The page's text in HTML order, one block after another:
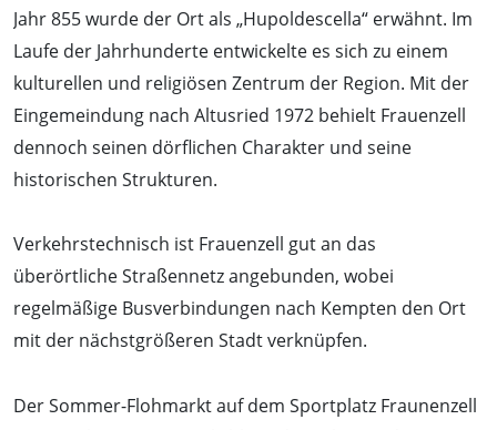
Jahr 855 wurde der Ort als „Hupoldescella“ erwähnt. Im
Laufe der Jahrhunderte entwickelte es sich zu einem
kulturellen und religiösen Zentrum der Region. Mit der
Eingemeindung nach Altusried 1972 behielt Frauenzell
dennoch seinen dörflichen Charakter und seine
historischen Strukturen.
Verkehrstechnisch ist Frauenzell gut an das
überörtliche Straßennetz angebunden, wobei
regelmäßige Busverbindungen nach Kempten den Ort
mit der nächstgrößeren Stadt verknüpfen.
Der Sommer-Flohmarkt auf dem Sportplatz Fraunenzell